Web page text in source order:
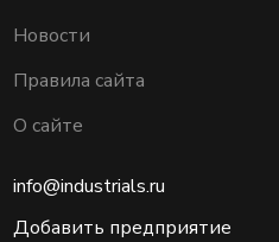
Новости
Правила сайта
О сайте
info@industrials.ru
Добавить предприятие